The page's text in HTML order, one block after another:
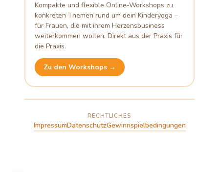
Kompakte und flexible Online-Workshops zu
konkreten Themen rund um dein Kinderyoga –
für Frauen, die mit ihrem Herzensbusiness
weiterkommen wollen. Direkt aus der Praxis für
die Praxis.
Zu den Workshops →
RECHTLICHES
ImpressumDatenschutzGewinnspielbedingungen